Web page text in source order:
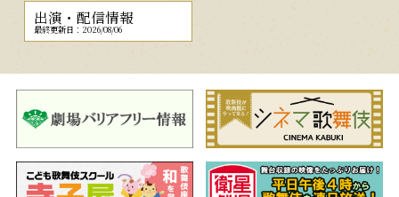
出演・配信情報
最終更新日：2026/08/06